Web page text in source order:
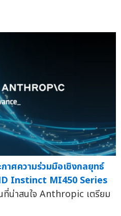
ศความร่วมมือเชิงกลยุทธ์
Instinct MI450 Series
ที่น่าสนใจ Anthropic เตรียม